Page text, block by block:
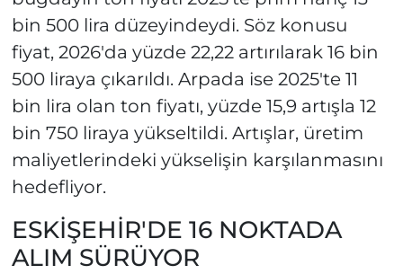
bin 500 lira düzeyindeydi. Söz konusu
fiyat, 2026'da yüzde 22,22 artırılarak 16 bin
500 liraya çıkarıldı. Arpada ise 2025'te 11
bin lira olan ton fiyatı, yüzde 15,9 artışla 12
bin 750 liraya yükseltildi. Artışlar, üretim
maliyetlerindeki yükselişin karşılanmasını
hedefliyor.
ESKİŞEHİR'DE 16 NOKTADA
ALIM SÜRÜYOR